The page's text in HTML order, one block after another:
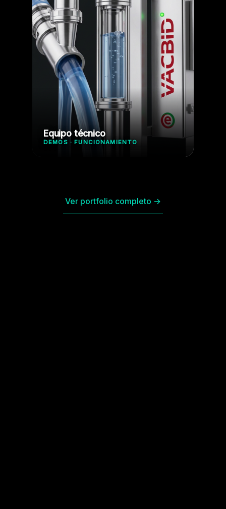
Equipo técnico
DEMOS · FUNCIONAMIENTO
Ver portfolio completo →